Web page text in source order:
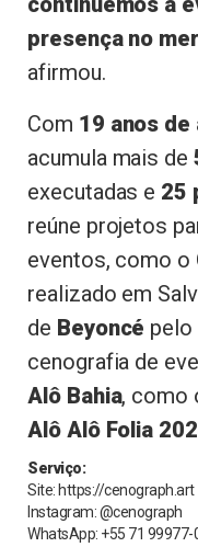
presença no
afirmou.
Com 19 anos de
acumula mais de
executadas e 25
reúne projetos
eventos, como o
realizado em
de Beyoncé pelo
cenografia de
Alô Bahia, como
Alô Alô Folia
Serviço:
Site: https://cenograph.art
Instagram: @cenograph
WhatsApp: +55 71 99977-